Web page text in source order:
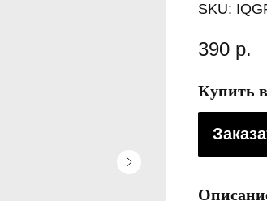
SKU:
390 р.
Купить